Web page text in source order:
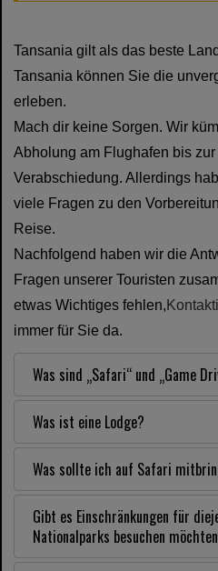
Tansania gilt als das beste
Tansania können Sie die
erleben.
Mach dir keine Sorgen. Wir
Abholung am Flughafen bis
Verabschiedung. Allerdings
viele Fragen zu den
Reise.
Nachfolgend haben wir die
Fragen unserer Touristen
etwas Wichtiges fehlen,
immer für Sie da.
Was sind „Safari“ und „Game
Was ist eine Lodge?
Was sollte ich auf Safari
Gibt es Einschränkungen für
Nationalparks besuchen